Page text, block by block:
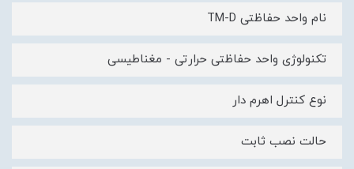
نام واحد حفاظتی TM-D
تکنولوژی واحد حفاظتی حرارتی - مغناطیسی
نوع کنترل اهرم دار
حالت نصب ثابت